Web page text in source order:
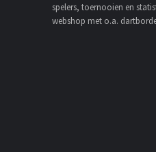
spelers, toernooien en
webshop met o.a.